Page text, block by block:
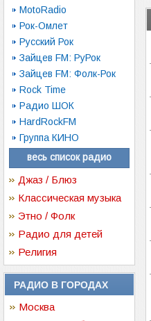
MotoRadio
Рок-Омлет
Русский Рок
Зайцев FM: РуРок
Зайцев FM: Фолк-Рок
Rock Time
Радио ШОК
HardRockFM
Группа КИНО
весь список радио
Джаз / Блюз
Классическая музыка
Этно / Фолк
Радио для детей
Религия
РАДИО В ГОРОДАХ
Москва